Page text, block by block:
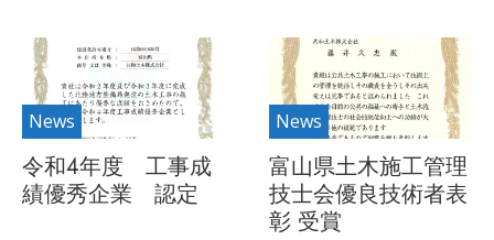
News
令和4年度 工事成
績優秀企業 認定
News
富山県土木施工管理
技士会優良技術者表
彰 受賞